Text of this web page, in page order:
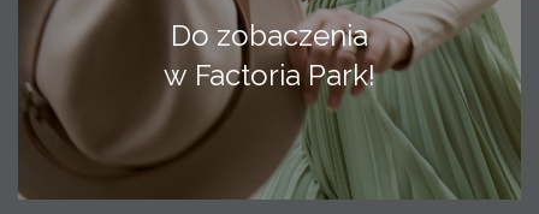
Do zobaczenia
w Factoria Park!